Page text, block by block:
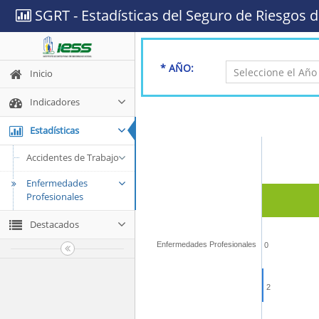
SGRT - Estadísticas del Seguro de Riesgos
Inicio
Indicadores
Estadísticas
Accidentes de Trabajo
Enfermedades
Profesionales
Destacados
* AÑO:
2
0
Enfermedades Profesionales